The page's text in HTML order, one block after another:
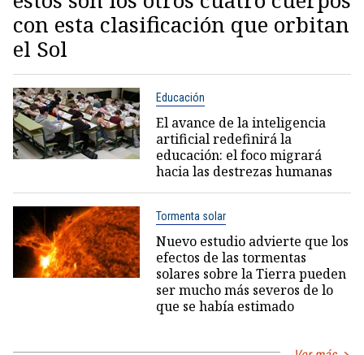
con esta clasificación que orbitan
el Sol
Educación
El avance de la inteligencia
artificial redefinirá la
educación: el foco migrará
hacia las destrezas humanas
Tormenta solar
Nuevo estudio advierte que los
efectos de las tormentas
solares sobre la Tierra pueden
ser mucho más severos de lo
que se había estimado